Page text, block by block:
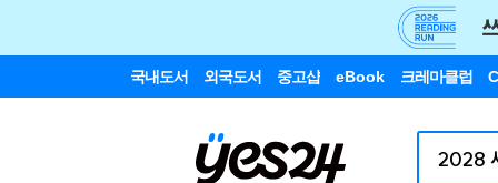
국내도서 외국도서 중고샵 eBook 크레마클럽